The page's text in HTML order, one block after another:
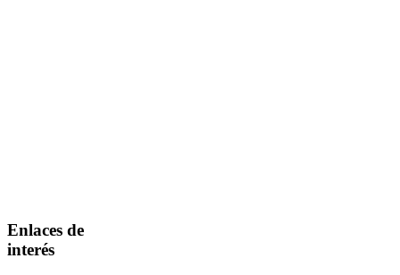
Enlaces de
interés